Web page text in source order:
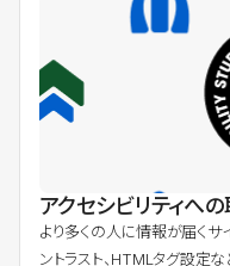
アクセシビリティへ
より多くの人に情報が届くサ
ントラスト、HTMLタグ設定